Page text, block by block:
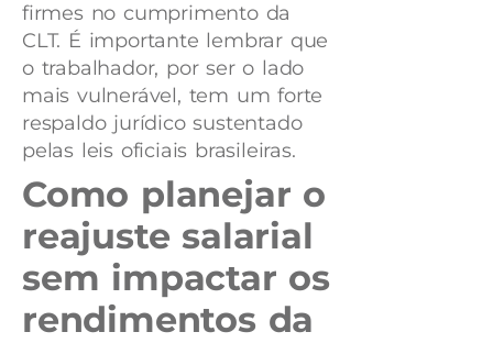
firmes no cumprimento da
CLT. É importante lembrar que
o trabalhador, por ser o lado
mais vulnerável, tem um forte
respaldo jurídico sustentado
pelas leis oficiais brasileiras.
Como planejar o
reajuste salarial
sem impactar os
rendimentos da